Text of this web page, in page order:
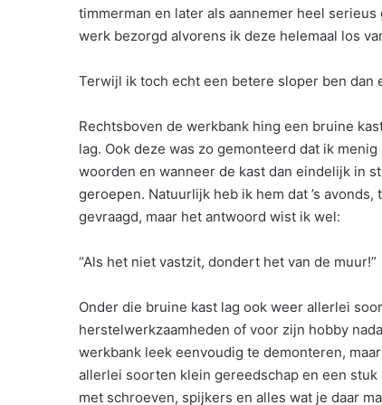
timmerman en later als aannemer heel
werk bezorgd alvorens ik deze helemaal los
Terwijl ik toch echt een betere sloper ben dan
Rechtsboven de werkbank hing een bruine
lag. Ook deze was zo gemonteerd dat ik
woorden en wanneer de kast dan eindelijk in
geroepen. Natuurlijk heb ik hem dat ’s
gevraagd, maar het antwoord wist ik wel:
“Als het niet vastzit, dondert het van de muur!”
Onder die bruine kast lag ook weer allerlei
herstelwerkzaamheden of voor zijn hobby
werkbank leek eenvoudig te demonteren,
allerlei soorten klein gereedschap en een
met schroeven, spijkers en alles wat je daar